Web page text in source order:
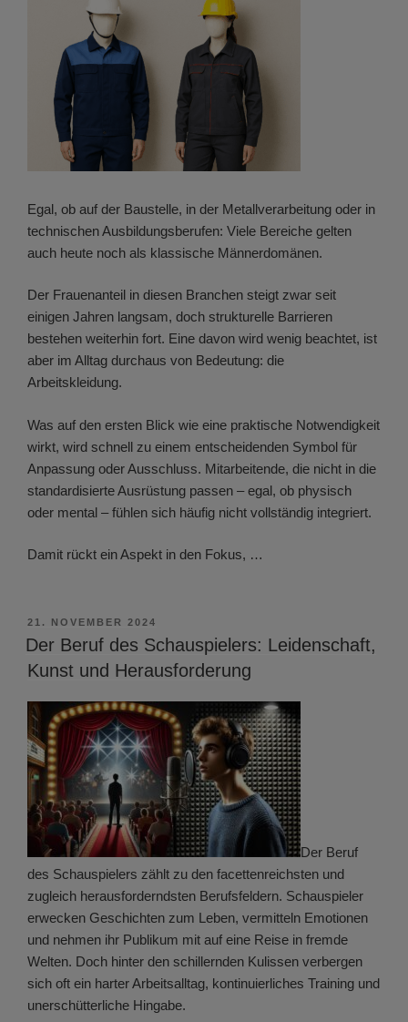
Egal, ob auf der Baustelle, in der Metallverarbeitung oder in
technischen Ausbildungsberufen: Viele Bereiche gelten
auch heute noch als klassische Männerdomänen.
Der Frauenanteil in diesen Branchen steigt zwar seit
einigen Jahren langsam, doch strukturelle Barrieren
bestehen weiterhin fort. Eine davon wird wenig beachtet, ist
aber im Alltag durchaus von Bedeutung: die
Arbeitskleidung.
Was auf den ersten Blick wie eine praktische Notwendigkeit
wirkt, wird schnell zu einem entscheidenden Symbol für
Anpassung oder Ausschluss. Mitarbeitende, die nicht in die
standardisierte Ausrüstung passen – egal, ob physisch
oder mental – fühlen sich häufig nicht vollständig integriert.
Damit rückt ein Aspekt in den Fokus, …
VERÖFFENTLICHT
AM
21. NOVEMBER 2024
Der Beruf des Schauspielers: Leidenschaft,
Kunst und Herausforderung
Der Beruf
des Schauspielers zählt zu den facettenreichsten und
zugleich herausforderndsten Berufsfeldern. Schauspieler
erwecken Geschichten zum Leben, vermitteln Emotionen
und nehmen ihr Publikum mit auf eine Reise in fremde
Welten. Doch hinter den schillernden Kulissen verbergen
sich oft ein harter Arbeitsalltag, kontinuierliches Training und
unerschütterliche Hingabe.